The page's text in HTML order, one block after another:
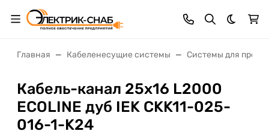
Темная
Главная Кабеленесущие системы Системы для
Кабель-канал 25х16 L2000
ECOLINE дуб IEK CKK11-025-
016-1-K24